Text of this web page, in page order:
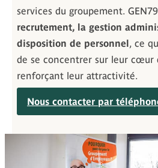
services du groupement.
recrutement, la gestion
disposition de personnel, ce
de se concentrer sur leur cœur
renforçant leur attractivité.
Nous contacter par